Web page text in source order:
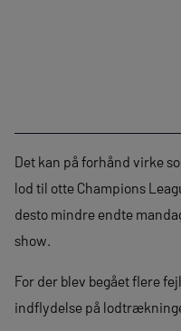
Det kan på forhånd virke
lod til otte Champions
desto mindre endte
show.
For der blev begået flere
indflydelse på